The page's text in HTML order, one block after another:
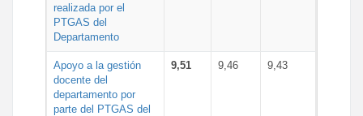
realizada por el
PTGAS del
Departamento
Apoyo a la gestión
docente del
departamento por
parte del PTGAS del
9,51 9,46 9,43